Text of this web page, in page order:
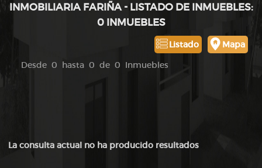
INMOBILIARIA FARIÑA - LISTADO DE INMUEBLES:
0 INMUEBLES
Mapa
Listado
Desde 0 hasta 0 de 0 Inmuebles
La consulta actual no ha producido resultados